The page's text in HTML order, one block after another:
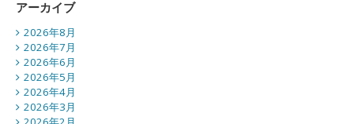
アーカイブ
2026年8月
2026年7月
2026年6月
2026年5月
2026年4月
2026年3月